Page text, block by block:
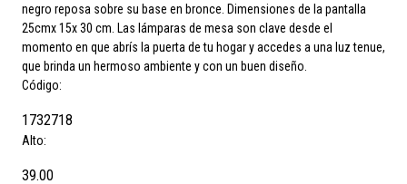
negro reposa sobre su base en bronce. Dimensiones de la pantalla
25cmx 15x 30 cm. Las lámparas de mesa son clave desde el
momento en que abrís la puerta de tu hogar y accedes a una luz tenue,
que brinda un hermoso ambiente y con un buen diseño.
Código:
1732718
Alto:
39.00